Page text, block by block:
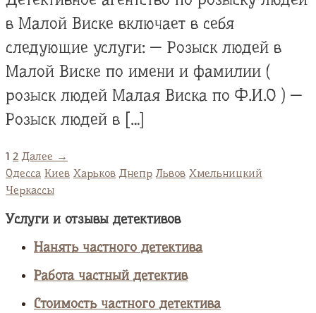
в Малой Виске включает в себя
следующие услуги: — Розыск людей в
Малой Виске по имени и фамилии (
розыск людей Малая Виска по Ф.И.О ) —
Розыск людей в […]
1 2 Далее →
Одесса Киев Харьков Днепр Львов Хмельницкий
Черкассы
Услуги и отзывы детективов
Нанять частного детектива
Работа частный детектив
Стоимость частного детектива